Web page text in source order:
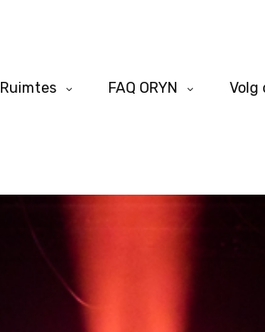
Ruimtes FAQ ORYN Volg